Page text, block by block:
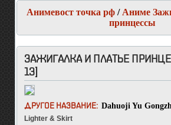
Анимевост точка рф / Аниме
принцессы
ЗАЖИГАЛКА И ПЛАТЬЕ
13]
ДРУГОЕ НАЗВАНИЕ: Dahuoji Yu
Lighter & Skirt